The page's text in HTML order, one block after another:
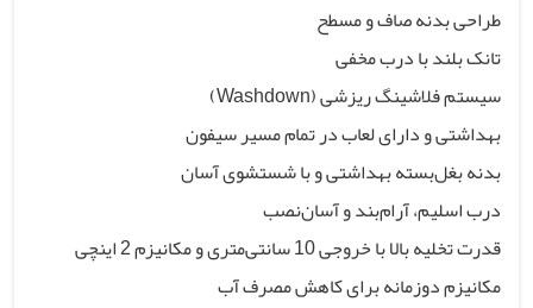
طراحی بدنه صاف و مسطح
تانک بلند با درب مخفی
سیستم فلاشینگ ریزشی (Washdown)
بهداشتی و دارای لعاب در تمام مسیر سیفون
بدنه بغل‌بسته بهداشتی و با شستشوی آسان
درب اسلیم، آرام‌بند و آسان‌نصب
قدرت تخلیه بالا با خروجی 10 سانتی‌متری و مکانیزم 2 اینچی
مکانیزم دوزمانه برای کاهش مصرف آب